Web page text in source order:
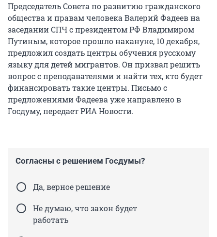
Председатель Совета по развитию гражданского
общества и правам человека Валерий Фадеев на
заседании СПЧ с президентом РФ Владимиром
Путиным, которое прошло накануне, 10 декабря,
предложил создать центры обучения русскому
языку для детей мигрантов. Он призвал решить
вопрос с преподавателями и найти тех, кто будет
финансировать такие центры. Письмо с
предложениями Фадеева уже направлено в
Госдуму, передает РИА Новости.
Согласны с решением Госдумы?
Да, верное решение
Не думаю, что закон будет
работать